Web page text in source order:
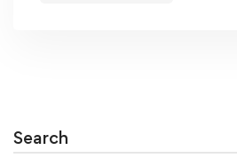
Search